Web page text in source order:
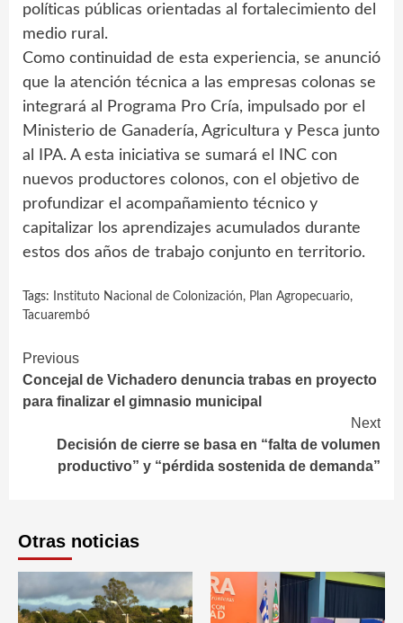
políticas públicas orientadas al fortalecimiento del
medio rural.
Como continuidad de esta experiencia, se anunció
que la atención técnica a las empresas colonas se
integrará al Programa Pro Cría, impulsado por el
Ministerio de Ganadería, Agricultura y Pesca junto
al IPA. A esta iniciativa se sumará el INC con
nuevos productores colonos, con el objetivo de
profundizar el acompañamiento técnico y
capitalizar los aprendizajes acumulados durante
estos dos años de trabajo conjunto en territorio.
Tags: Instituto Nacional de Colonización, Plan Agropecuario,
Tacuarembó
Continue
Reading
Previous
Concejal de Vichadero denuncia trabas en proyecto
para finalizar el gimnasio municipal
Next
Decisión de cierre se basa en “falta de volumen
productivo” y “pérdida sostenida de demanda”
Otras noticias